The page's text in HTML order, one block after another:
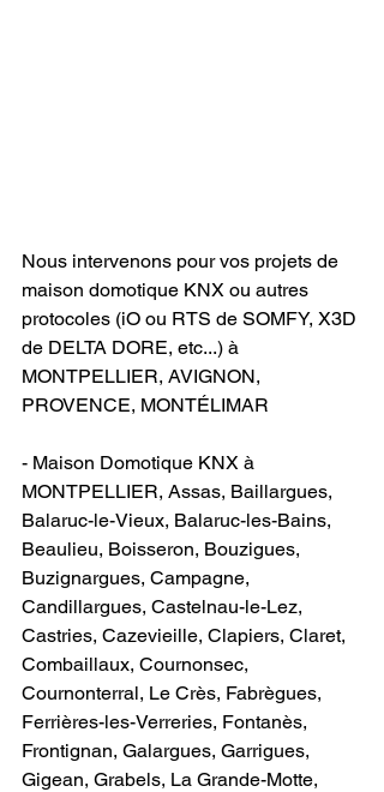
Nous intervenons pour vos projets de
maison domotique KNX ou autres
protocoles (iO ou RTS de SOMFY, X3D
de DELTA DORE, etc...) à
MONTPELLIER, AVIGNON,
PROVENCE, MONTÉLIMAR
- Maison Domotique KNX à
MONTPELLIER, Assas, Baillargues,
Balaruc-le-Vieux, Balaruc-les-Bains,
Beaulieu, Boisseron, Bouzigues,
Buzignargues, Campagne,
Candillargues, Castelnau-le-Lez,
Castries, Cazevieille, Clapiers, Claret,
Combaillaux, Cournonsec,
Cournonterral, Le Crès, Fabrègues,
Ferrières-les-Verreries, Fontanès,
Frontignan, Galargues, Garrigues,
Gigean, Grabels, La Grande-Motte,